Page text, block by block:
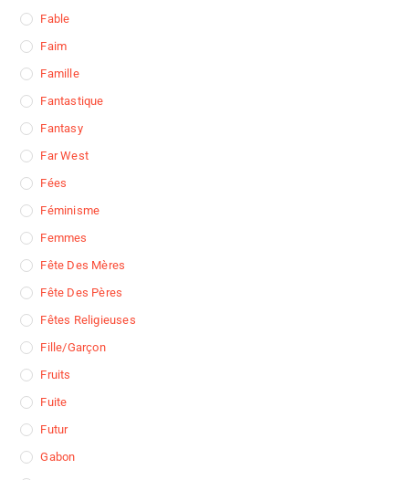
Fable
Faim
Famille
Fantastique
Fantasy
Far West
Fées
Féminisme
Femmes
Fête Des Mères
Fête Des Pères
Fêtes Religieuses
Fille/garçon
Fruits
Fuite
Futur
Gabon